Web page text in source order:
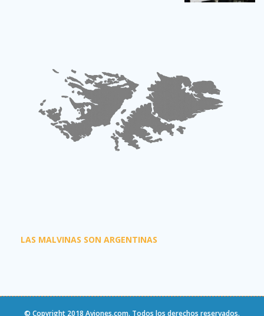
LAS MALVINAS SON ARGENTINAS
© Copyright 2018 Aviones.com. Todos los derechos reservados.